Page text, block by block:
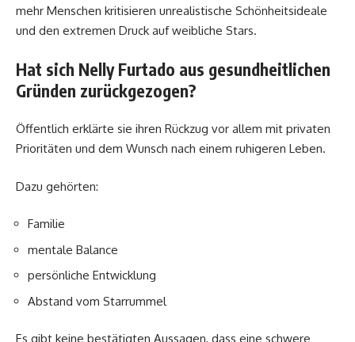
mehr Menschen kritisieren unrealistische Schönheitsideale
und den extremen Druck auf weibliche Stars.
Hat sich Nelly Furtado aus gesundheitlichen
Gründen zurückgezogen?
Öffentlich erklärte sie ihren Rückzug vor allem mit privaten
Prioritäten und dem Wunsch nach einem ruhigeren Leben.
Dazu gehörten:
Familie
mentale Balance
persönliche Entwicklung
Abstand vom Starrummel
Es gibt keine bestätigten Aussagen, dass eine schwere